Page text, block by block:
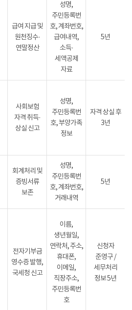
급여 지급 및
원천징수·
연말정산
성명,
주민등록번
호, 계좌번호,
급여내역,
소득·
세액공제
자료
5년
사회보험
자격 취득·
상실 신고
성명,
주민등록번
호, 부양가족
정보
자격 상실 후
3년
회계처리 및
증빙서류
보존
성명,
주민등록번
호, 계좌번호,
거래내역
5년
전자기부금
영수증 발행,
국세청 신고
이름,
생년월일,
연락처, 주소,
휴대폰,
이메일,
직장주소,
주민등록번
호
신청자
준영구 /
세무처리
정보 5년